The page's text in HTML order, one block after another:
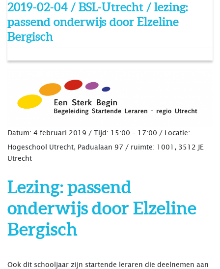
2019-02-04 / BSL-Utrecht / lezing:
passend onderwijs door Elzeline
Bergisch
Datum: 4 februari 2019 / Tijd: 15:00 – 17:00 / Locatie:
Hogeschool Utrecht, Padualaan 97 / ruimte: 1001, 3512 JE
Utrecht
Lezing: passend
onderwijs door Elzeline
Bergisch
Ook dit schooljaar zijn startende leraren die deelnemen aan